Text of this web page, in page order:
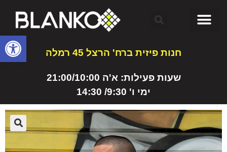
חנות פיזית ברח' הרצל 45 רמלה
שעות פעילות: א'ה 21:00/10:00
ימי ו' 9:30/ 14:30